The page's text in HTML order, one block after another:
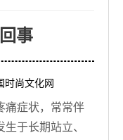
事
时尚文化网
痛症状，常常伴
于长期站立、